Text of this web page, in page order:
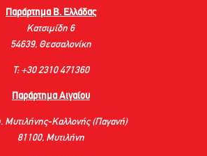
Παράρτημα Β. Ελλάδας
Κατσιμίδη 6
54639, Θεσσαλονίκη
Τ: +30 2310 471360
Παράρτημα Αιγαίου
Μυτιλήνης-Καλλονής (Παγανή)
81100, Μυτιλήνη